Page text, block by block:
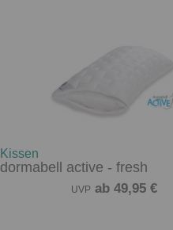
Kissen
dormabell active - fresh
UVP ab 49,95 €